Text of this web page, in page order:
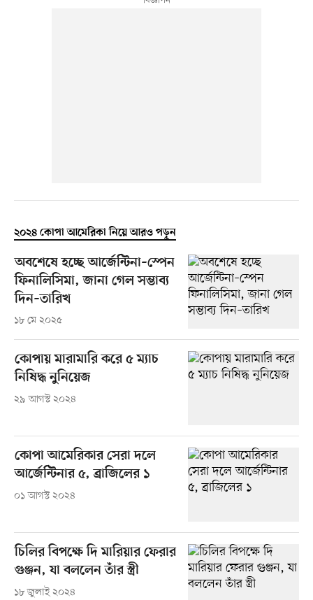
২০২৪ কোপা আমেরিকা নিয়ে আরও পড়ুন
অবশেষে হচ্ছে আর্জেন্টিনা–স্পেন
ফিনালিসিমা, জানা গেল সম্ভাব্য
দিন–তারিখ
১৮ মে ২০২৫
কোপায় মারামারি করে ৫ ম্যাচ
নিষিদ্ধ নুনিয়েজ
২৯ আগস্ট ২০২৪
কোপা আমেরিকার সেরা দলে
আর্জেন্টিনার ৫, ব্রাজিলের ১
০১ আগস্ট ২০২৪
চিলির বিপক্ষে দি মারিয়ার ফেরার
গুঞ্জন, যা বললেন তাঁর স্ত্রী
১৮ জুলাই ২০২৪